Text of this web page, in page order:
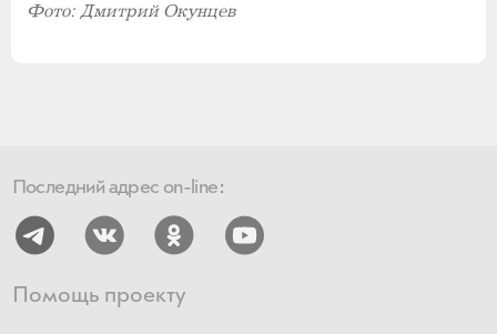
Фото: Дмитрий Окунцев
Последний адрес on-line:
Помощь проекту